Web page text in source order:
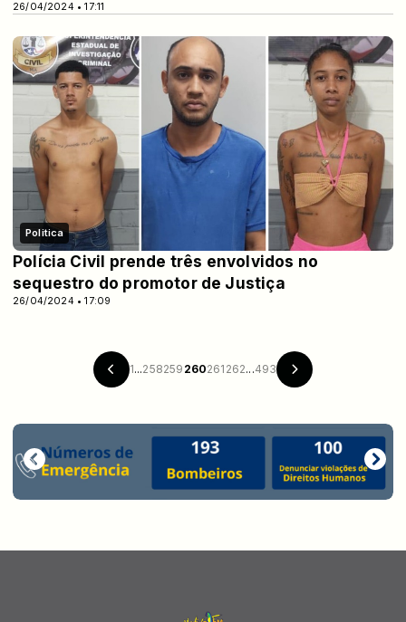
26/04/2024 • 17:11
Politica
26/04/2024 • 17:09
Polícia Civil prende três envolvidos no
sequestro do promotor de Justiça
1...258259 260261 262...493